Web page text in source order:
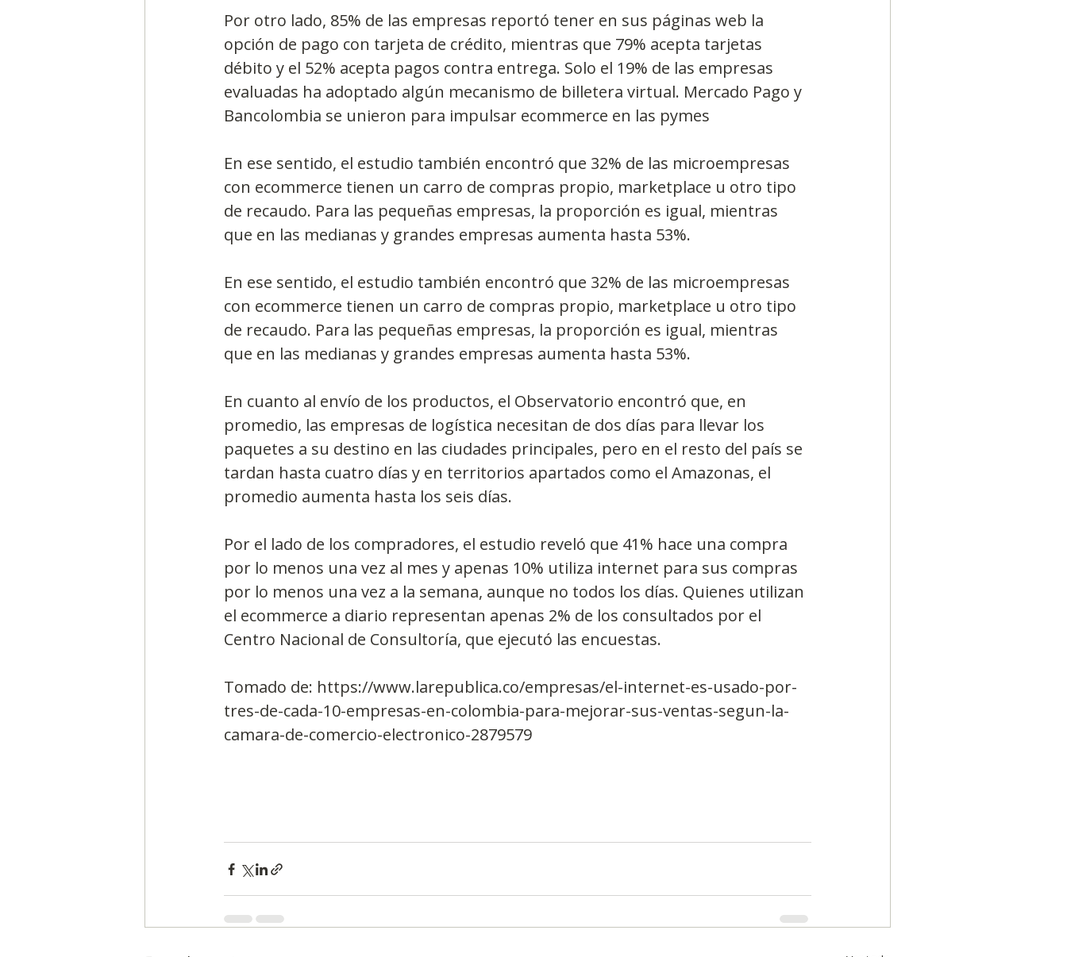
Por otro lado, 85% de las empresas reportó tener en sus páginas web la
opción de pago con tarjeta de crédito, mientras que 79% acepta tarjetas
débito y el 52% acepta pagos contra entrega. Solo el 19% de las empresas
evaluadas ha adoptado algún mecanismo de billetera virtual. Mercado Pago y
Bancolombia se unieron para impulsar ecommerce en las pymes
En ese sentido, el estudio también encontró que 32% de las microempresas
con ecommerce tienen un carro de compras propio, marketplace u otro tipo
de recaudo. Para las pequeñas empresas, la proporción es igual, mientras
que en las medianas y grandes empresas aumenta hasta 53%.
En ese sentido, el estudio también encontró que 32% de las microempresas
con ecommerce tienen un carro de compras propio, marketplace u otro tipo
de recaudo. Para las pequeñas empresas, la proporción es igual, mientras
que en las medianas y grandes empresas aumenta hasta 53%.
En cuanto al envío de los productos, el Observatorio encontró que, en
promedio, las empresas de logística necesitan de dos días para llevar los
paquetes a su destino en las ciudades principales, pero en el resto del país se
tardan hasta cuatro días y en territorios apartados como el Amazonas, el
promedio aumenta hasta los seis días.
Por el lado de los compradores, el estudio reveló que 41% hace una compra
por lo menos una vez al mes y apenas 10% utiliza internet para sus compras
por lo menos una vez a la semana, aunque no todos los días. Quienes utilizan
el ecommerce a diario representan apenas 2% de los consultados por el
Centro Nacional de Consultoría, que ejecutó las encuestas.
Tomado de: https://www.larepublica.co/empresas/el-internet-es-usado-por-
tres-de-cada-10-empresas-en-colombia-para-mejorar-sus-ventas-segun-la-
camara-de-comercio-electronico-2879579